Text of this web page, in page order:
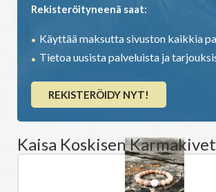
Rekisteröityneenä saat:
Käyttää maksutta sivuston kaikkia
Tietoa uusista palveluista ja
REKISTERÖIDY NYT!
Kaisa Koskisen Karmakivet